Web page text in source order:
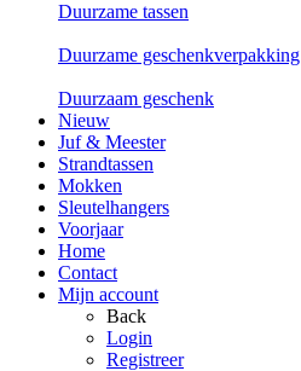
Duurzame tassen
Duurzame geschenkverpakking
Duurzaam geschenk
Nieuw
Juf & Meester
Strandtassen
Mokken
Sleutelhangers
Voorjaar
Home
Contact
Mijn account
Back
Login
Registreer